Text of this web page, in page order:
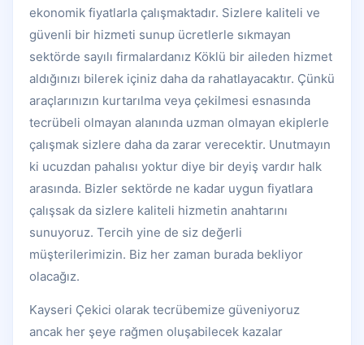
ekonomik fiyatlarla çalışmaktadır. Sizlere kaliteli ve
güvenli bir hizmeti sunup ücretlerle sıkmayan
sektörde sayılı firmalardanız Köklü bir aileden hizmet
aldığınızı bilerek içiniz daha da rahatlayacaktır. Çünkü
araçlarınızın kurtarılma veya çekilmesi esnasında
tecrübeli olmayan alanında uzman olmayan ekiplerle
çalışmak sizlere daha da zarar verecektir. Unutmayın
ki ucuzdan pahalısı yoktur diye bir deyiş vardır halk
arasında. Bizler sektörde ne kadar uygun fiyatlara
çalışsak da sizlere kaliteli hizmetin anahtarını
sunuyoruz. Tercih yine de siz değerli
müşterilerimizin. Biz her zaman burada bekliyor
olacağız.
Kayseri Çekici olarak tecrübemize güveniyoruz
ancak her şeye rağmen oluşabilecek kazalar